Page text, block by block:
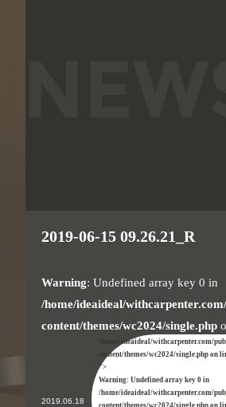
2019-06-15 09.26.21_R
Warning: Undefined array key 0 in
/home/ideaideal/
content/themes/wc2024/single.php
2019.06.18
/home/ideaideal/withcarpenter.com/
content/themes/wc2024/single.php on
">
Warning: Undefined array key 0 in
/home/ideaideal/withcarpenter.com/
content/themes/wc2024/single.php on